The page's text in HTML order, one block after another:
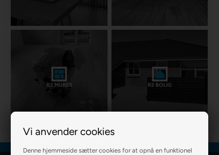
Vi anvender cookies
Denne hjemmeside sætter cookies for at opnå en funktionel
R2 MURER R2 BOLIG